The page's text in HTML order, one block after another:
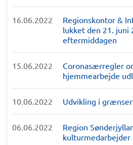
16.06.2022
Regionskontor &
lukket den 21. juni
eftermiddagen
15.06.2022
Coronasærregler
hjemmearbejde
10.06.2022 Udvikling i
06.06.2022
Region
kulturmedarbejder